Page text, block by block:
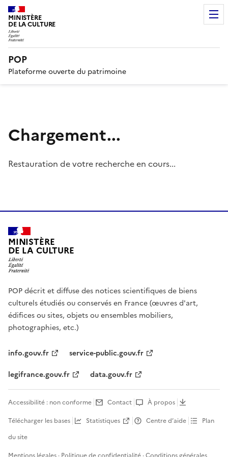
MINISTÈRE
DE LA CULTURE
POP
Plateforme ouverte du patrimoine
Chargement...
Restauration de votre recherche en cours...
MINISTÈRE
DE LA CULTURE
POP décrit et diffuse des notices scientifiques de biens
culturels étudiés ou conservés en France (œuvres d'art,
édifices ou sites, objets ou ensembles mobiliers,
photographies, etc.)
info.gouv.fr
service-public.gouv.fr
legifrance.gouv.fr
data.gouv.fr
Accessibilité : non conforme Contact
À propos
Télécharger les bases
Statistiques Centre d’aide
Plan
du site